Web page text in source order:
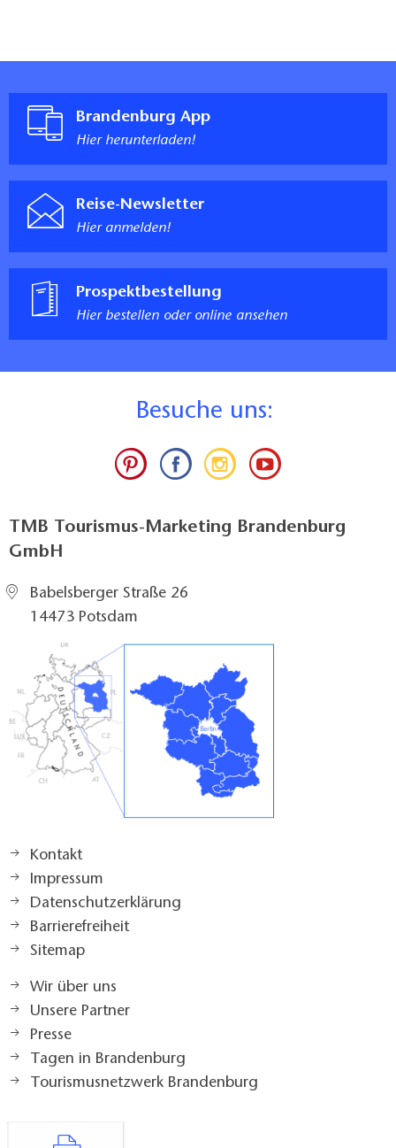
Brandenburg App
Hier herunterladen!
Reise-Newsletter
Hier anmelden!
Prospektbestellung
Hier bestellen oder online ansehen
Besuche uns:
TMB Tourismus-Marketing Brandenburg
GmbH
Babelsberger Straße 26
14473 Potsdam
Kontakt
Impressum
Datenschutzerklärung
Barrierefreiheit
Sitemap
Wir über uns
Unsere Partner
Presse
Tagen in Brandenburg
Tourismusnetzwerk Brandenburg